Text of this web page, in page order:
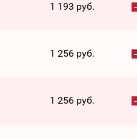
1 193 руб.
1 256 руб.
1 256 руб.